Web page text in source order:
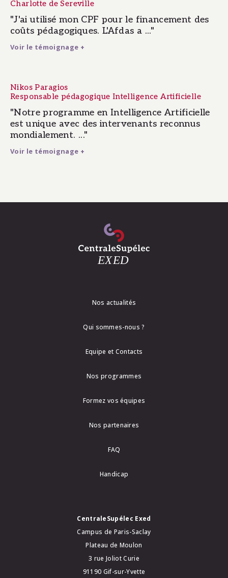
Charlotte de Sereville
"J'ai utilisé mon CPF pour le financement des
coûts pédagogiques. L'Afdas a ..."
Voir le témoignage +
Nikos Paragios
Responsable pédagogique Intelligence Artificielle
"Notre programme en Intelligence Artificielle
est unique avec des intervenants reconnus
mondialement. ..."
Voir le témoignage +
Nos actualités
Qui sommes-nous ?
Equipe et Contacts
Nos programmes
Formez vos équipes
Nos partenaires
FAQ
Handicap
CentraleSupélec Exed
Campus de Paris-Saclay
Plateau de Moulon
3 rue Joliot Curie
91190 Gif-sur-Yvette